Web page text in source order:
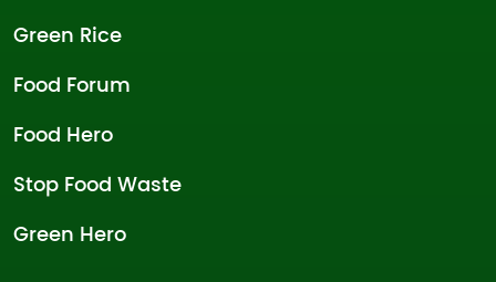
Green Rice
Food Forum
Food Hero
Stop Food Waste
Green Hero